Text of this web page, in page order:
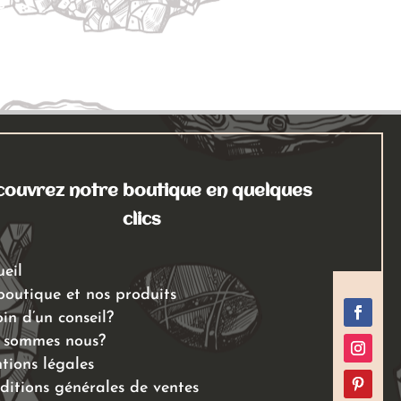
notre boutique en quelques
clics
et nos produits
d’un conseil?
nous?
légales
générales de ventes